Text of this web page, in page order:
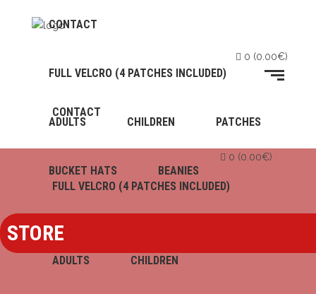
CONTACT
FULL VELCRO (4 PATCHES INCLUDED)
ADULTS CHILDREN
0 (0.00€)
CONTACT
FULL VELCRO (4 PATCHES INCLUDED)
ADULTS CHILDREN PATCHES
BUCKET HATS BEANIES
0 (0.00€)
STORE